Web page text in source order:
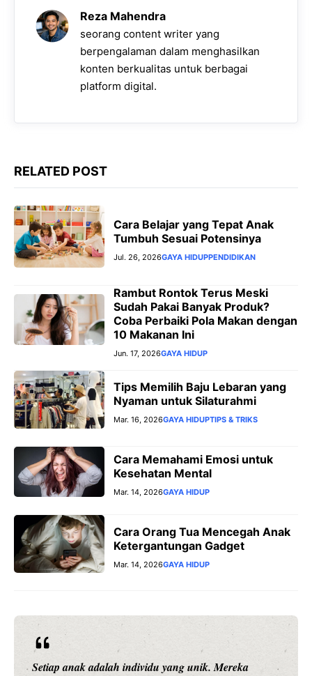
A
p
r
a
m
n
g
e
r
i
n
k
Reza Mahendra
seorang content writer yang
berpengalaman dalam menghasilkan
konten berkualitas untuk berbagai
platform digital.
RELATED POST
Cara Belajar yang Tepat Anak
Tumbuh Sesuai Potensinya
Jul. 26, 2026GAYA HIDUPPENDIDIKAN
Rambut Rontok Terus Meski
Sudah Pakai Banyak Produk?
Coba Perbaiki Pola Makan dengan
10 Makanan Ini
Jun. 17, 2026GAYA HIDUP
Tips Memilih Baju Lebaran yang
Nyaman untuk Silaturahmi
Mar. 16, 2026GAYA HIDUPTIPS & TRIKS
Cara Memahami Emosi untuk
Kesehatan Mental
Mar. 14, 2026GAYA HIDUP
Cara Orang Tua Mencegah Anak
Ketergantungan Gadget
Mar. 14, 2026GAYA HIDUP
Setiap anak adalah individu yang unik. Mereka